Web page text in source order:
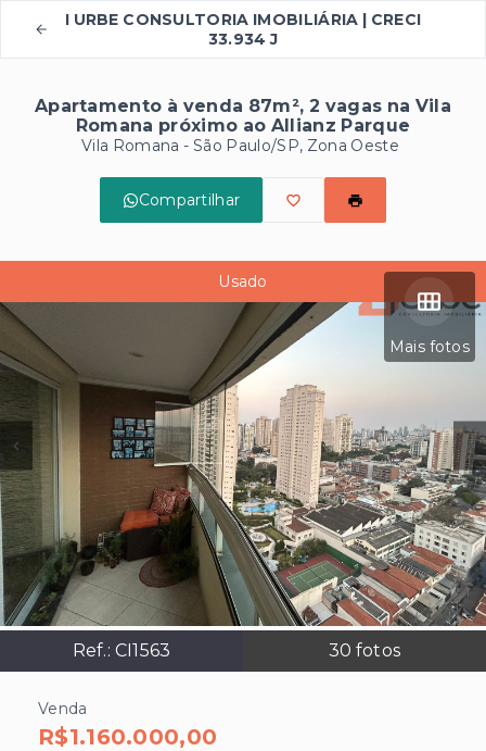
I URBE CONSULTORIA IMOBILIÁRIA | CRECI
33.934 J
Apartamento à venda 87m², 2 vagas na Vila
Romana próximo ao Allianz Parque
Vila Romana - São Paulo/SP, Zona Oeste
Compartilhar
Mais fotos
Ref.: CI1563 30 fotos
Usado
Venda
R$1.160.000,00